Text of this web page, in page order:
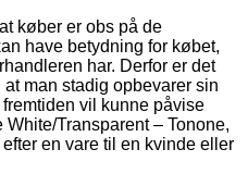
køber er obs på de
have betydning for købet,
har. Derfor er det
man stadig opbevarer sin
vil kunne påvise
Transparent – Tonone,
en vare til en kvinde eller